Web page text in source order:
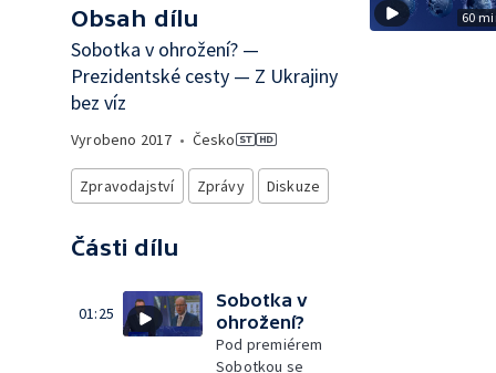
Obsah dílu
Sobotka v ohrožení? —
Prezidentské cesty — Z Ukrajiny
bez víz
Vyrobeno 2017 • Česko
Zpravodajství Zprávy Diskuze
Části dílu
01:25
Sobotka v
ohrožení?
Pod premiérem
Sobotkou se
60